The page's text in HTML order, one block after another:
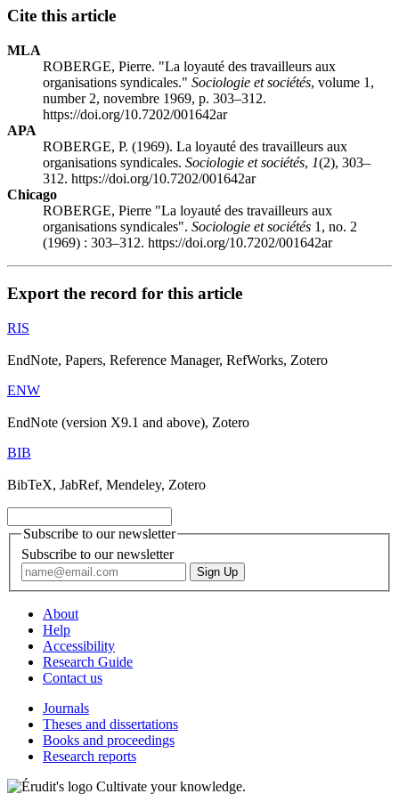
Cite this article
MLA
ROBERGE, Pierre. "La loyauté des travailleurs aux
organisations syndicales." Sociologie et sociétés, volume 1,
number 2, novembre 1969, p. 303–312.
https://doi.org/10.7202/001642ar
APA
ROBERGE, P. (1969). La loyauté des travailleurs aux
organisations syndicales. Sociologie et sociétés, 1(2), 303–
312. https://doi.org/10.7202/001642ar
Chicago
ROBERGE, Pierre "La loyauté des travailleurs aux
organisations syndicales". Sociologie et sociétés 1, no. 2
(1969) : 303–312. https://doi.org/10.7202/001642ar
Export the record for this article
RIS
EndNote, Papers, Reference Manager, RefWorks, Zotero
ENW
EndNote (version X9.1 and above), Zotero
BIB
BibTeX, JabRef, Mendeley, Zotero
Subscribe to our newsletter
Subscribe to our newsletter
About
Help
Accessibility
Research Guide
Contact us
Journals
Theses and dissertations
Books and proceedings
Research reports
Cultivate your knowledge.